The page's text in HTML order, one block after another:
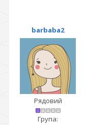
barbaba2
Рядовий
Група: